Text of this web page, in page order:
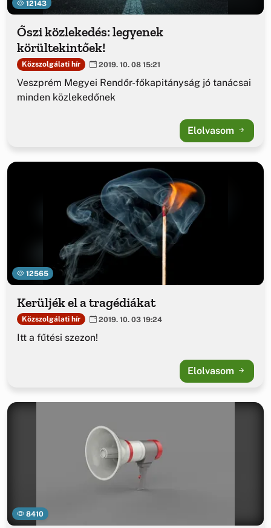
12143
Őszi közlekedés: legyenek
körültekintőek!
Közszolgálati hír 2019. 10. 08 15:21
Veszprém Megyei Rendőr-főkapitányság jó tanácsai
minden közlekedőnek
Elolvasom
12565
Kerüljék el a tragédiákat
Közszolgálati hír 2019. 10. 03 19:24
Itt a fűtési szezon!
Elolvasom
8410